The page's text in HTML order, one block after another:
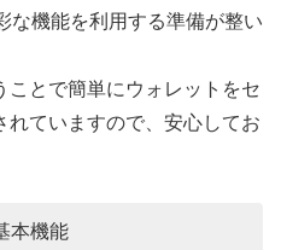
な機能を利用する準備が整い
とで簡単にウォレットをセ
れていますので、安心してお
本機能